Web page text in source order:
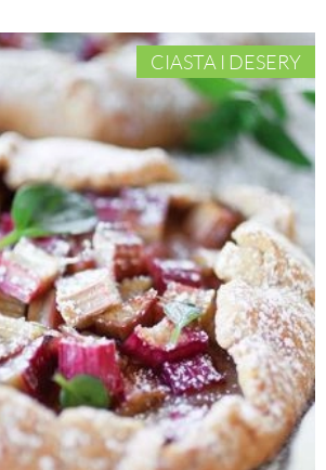
CIASTA I DESERY
ZUPY
DANIA GŁÓWNE
CIASTA I DESERY
DODATKI
PRZETWORY
INNE